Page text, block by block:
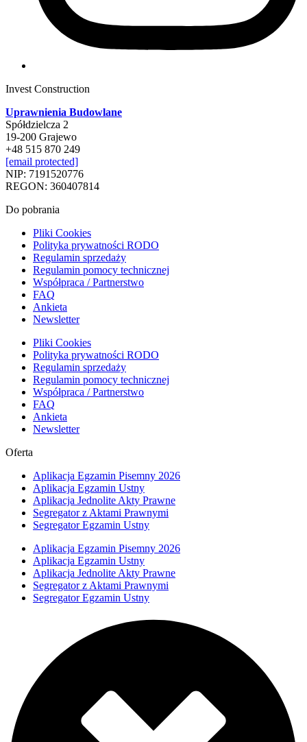
Invest Construction
Uprawnienia Budowlane
Spółdzielcza 2
19-200 Grajewo
+48 515 870 249
[email protected]
NIP: 7191520776
REGON: 360407814
Do pobrania
Pliki Cookies
Polityka prywatności RODO
Regulamin sprzedaży
Regulamin pomocy technicznej
Współpraca / Partnerstwo
FAQ
Ankieta
Newsletter
Pliki Cookies
Polityka prywatności RODO
Regulamin sprzedaży
Regulamin pomocy technicznej
Współpraca / Partnerstwo
FAQ
Ankieta
Newsletter
Oferta
Aplikacja Egzamin Pisemny 2026
Aplikacja Egzamin Ustny
Aplikacja Jednolite Akty Prawne
Segregator z Aktami Prawnymi
Segregator Egzamin Ustny
Aplikacja Egzamin Pisemny 2026
Aplikacja Egzamin Ustny
Aplikacja Jednolite Akty Prawne
Segregator z Aktami Prawnymi
Segregator Egzamin Ustny